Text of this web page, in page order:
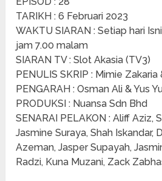
TARIKH : 6 Februari 2023
WAKTU SIARAN : Setiap hari
jam 7.00 malam
SIARAN TV : Slot Akasia (TV3)
PENULIS SKRIP : Mimie
PENGARAH : Osman Ali & Yus
PRODUKSI : Nuansa Sdn Bhd
SENARAI PELAKON : Aliff Aziz,
Jasmine Suraya, Shah Iskandar,
Azeman, Jasper Supayah,
Radzi, Kuna Muzani, Zack